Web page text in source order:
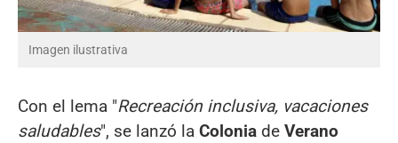
Imagen ilustrativa
Con el lema "Recreación inclusiva, vacaciones
saludables", se lanzó la Colonia de Verano